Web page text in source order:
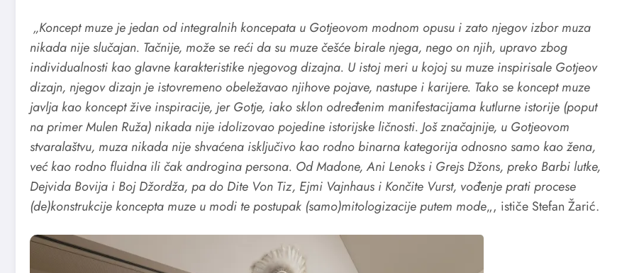
„Koncept muze je jedan od integralnih koncepata u Gotjeovom modnom opusu i zato njegov izbor muza
nikada nije slučajan. Tačnije, može se reći da su muze češće birale njega, nego on njih, upravo zbog
individualnosti kao glavne karakteristike njegovog dizajna. U istoj meri u kojoj su muze inspirisale Gotjeov
dizajn, njegov dizajn je istovremeno obeležavao njihove pojave, nastupe i karijere. Tako se koncept muze
javlja kao koncept žive inspiracije, jer Gotje, iako sklon određenim manifestacijama kutlurne istorije (poput
na primer Mulen Ruža) nikada nije idolizovao pojedine istorijske ličnosti. Još značajnije, u Gotjeovom
stvaralaštvu, muza nikada nije shvaćena isključivo kao rodno binarna kategorija odnosno samo kao žena,
već kao rodno fluidna ili čak androgina persona. Od Madone, Ani Lenoks i Grejs Džons, preko Barbi lutke,
Dejvida Bovija i Boj Džordža, pa do Dite Von Tiz, Ejmi Vajnhaus i Končite Vurst, vođenje prati procese
(de)konstrukcije koncepta muze u modi te postupak (samo)mitologizacije putem mode„, ističe Stefan Žarić.